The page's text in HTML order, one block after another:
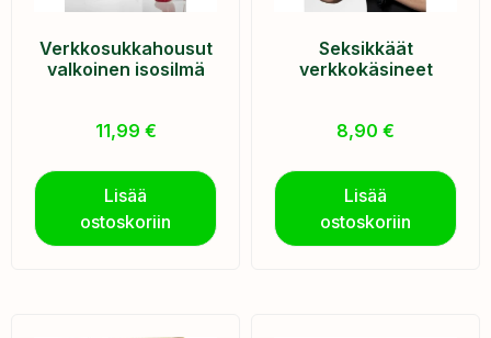
Verkkosukkahousut
valkoinen isosilmä
11,99 €
Lisää
ostoskoriin
Seksikkäät
verkkokäsineet
8,90 €
Lisää
ostoskoriin